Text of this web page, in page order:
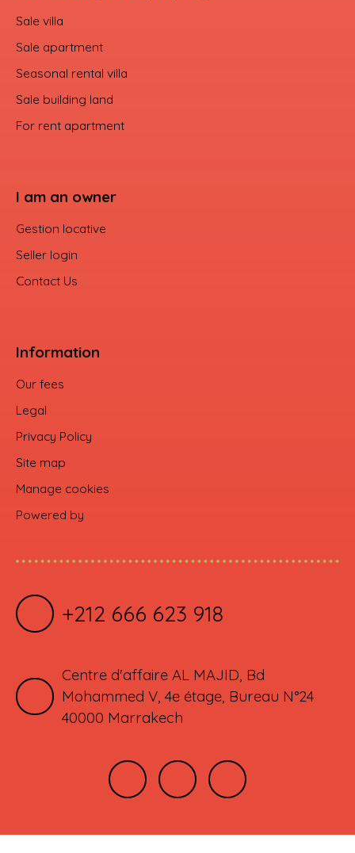
Sale villa
Sale apartment
Seasonal rental villa
Sale building land
For rent apartment
I am an owner
Gestion locative
Seller login
Contact Us
Information
Our fees
Legal
Privacy Policy
Site map
Manage cookies
Powered by
+212 666 623 918
Centre d'affaire AL MAJID, Bd
Mohammed V, 4e étage, Bureau N°24
40000 Marrakech